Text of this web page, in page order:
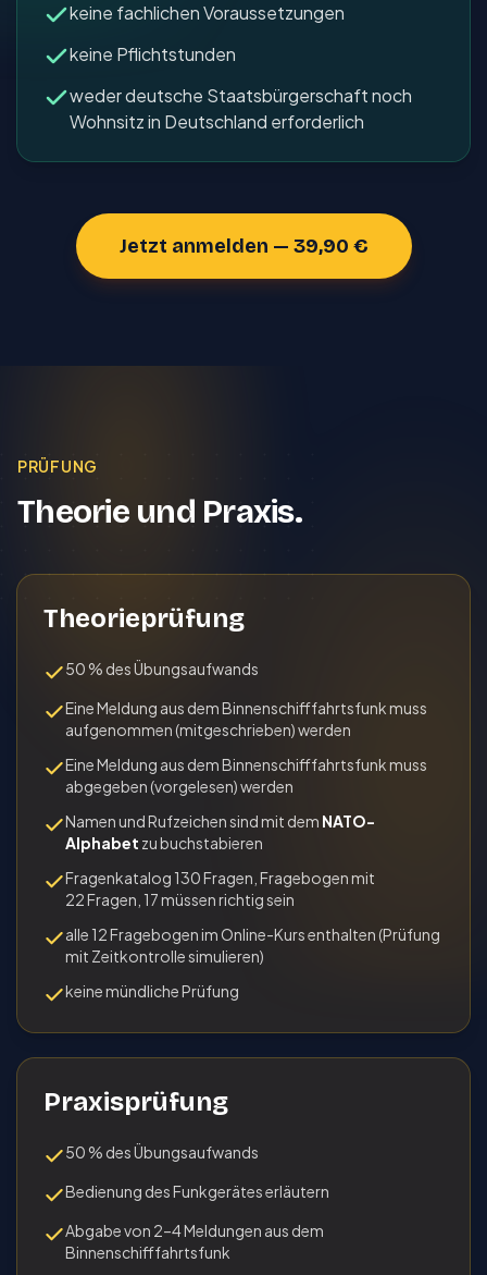
keine fachlichen Voraussetzungen
keine Pflichtstunden
weder deutsche Staatsbürgerschaft noch
Wohnsitz in Deutschland er­for­der­lich
Jetzt anmelden — 39,90 €
PRÜFUNG
Theorie und Praxis.
Theorieprüfung
50 % des Übungsaufwands
Eine Meldung aus dem Binnen­schiff­fahrts­funk muss
aufgenommen (mit­geschrie­ben) werden
Eine Meldung aus dem Binnen­schiff­fahrts­funk muss
abgegeben (vor­geles­en) werden
Namen und Rufzeichen sind mit dem NATO-
Alphabet zu buchstabieren
Fragenkatalog 130 Fragen, Fragebogen mit
22 Fragen, 17 müssen richtig sein
alle 12 Fragebogen im Online-Kurs ent­halten (Prüfung
mit Zeitkontrolle simu­lie­ren)
keine mündliche Prüfung
Praxisprüfung
50 % des Übungsaufwands
Bedienung des Funkgerätes erläutern
Abgabe von 2–4 Meldungen aus dem
Binnenschifffahrtsfunk